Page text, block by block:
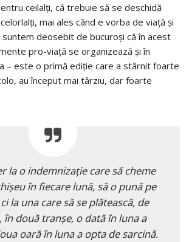
ceilalţi, că trebuie să se deschidă
mai ales când e vorba de viaţă şi
deosebit de bucuroşi că în acest
pro-viaţă se organizează şi în
– este o primă ediţie care a stârnit foarte
au început mai târziu, dar foarte
la o indemnizaţie care să cheme
în fiecare lună, să o pună pe
la una care să se plătească, de
în două tranşe, o dată în luna a
oară în luna a opta de sarcină.